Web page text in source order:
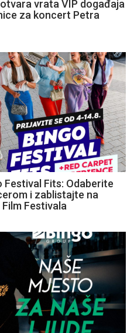
vrata VIP događaja
za koncert Petra
Festival Fits: Odaberite
i zablistajte na
Festivala